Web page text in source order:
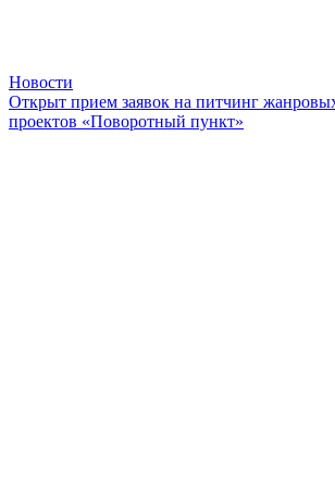
Новости
Открыт прием заявок на питчинг
проектов «Поворотный пункт»